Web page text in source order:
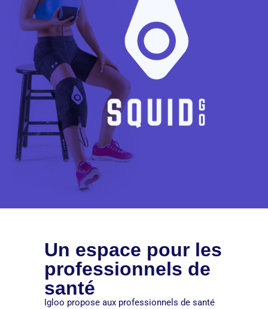
Un espace pour les
professionnels de
santé
Igloo propose aux professionnels de santé